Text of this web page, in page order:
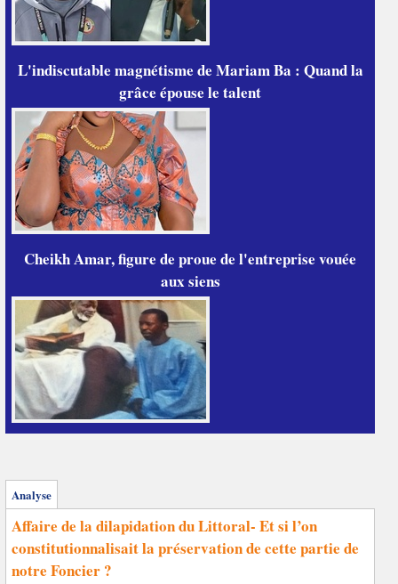
L'indiscutable magnétisme de Mariam Ba : Quand la
grâce épouse le talent
Cheikh Amar, figure de proue de l'entreprise vouée
aux siens
Analyse
Affaire de la dilapidation du Littoral- Et si l’on
constitutionnalisait la préservation de cette partie de
notre Foncier ?